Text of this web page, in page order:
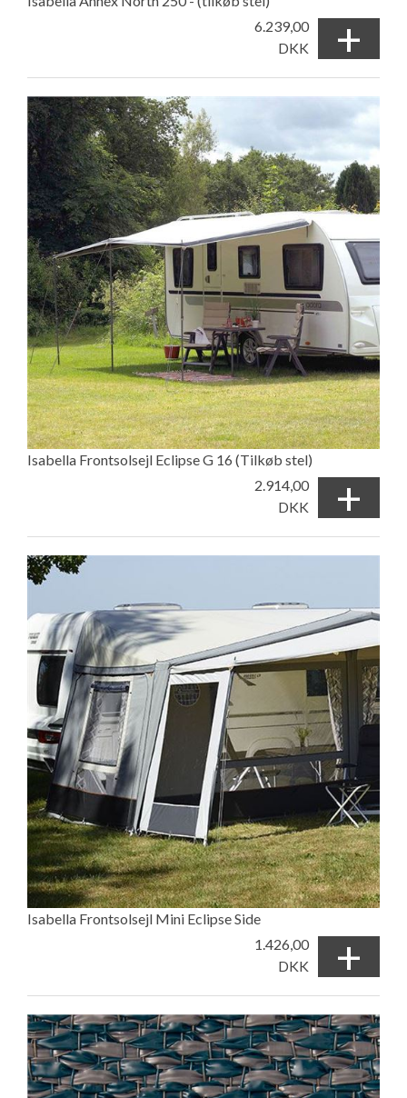
6.239,00
DKK
+
Isabella Frontsolsejl Eclipse G 16 (Tilkøb stel)
2.914,00
DKK
+
Isabella Frontsolsejl Mini Eclipse Side
1.426,00
DKK
+